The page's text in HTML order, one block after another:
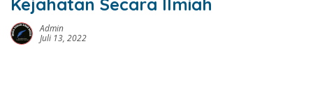
Admin
Juli 13, 2022